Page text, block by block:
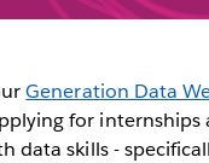
Generation Data
for
data skills -